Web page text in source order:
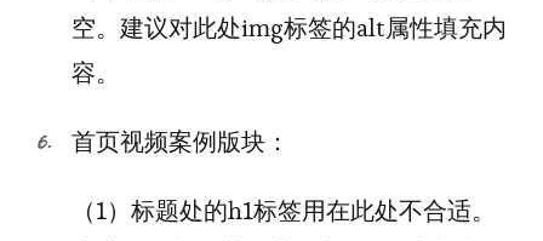
空。建议对此处img标签的alt属性填充内
容。
首页视频案例版块：
（1）标题处的h1标签用在此处不合适。